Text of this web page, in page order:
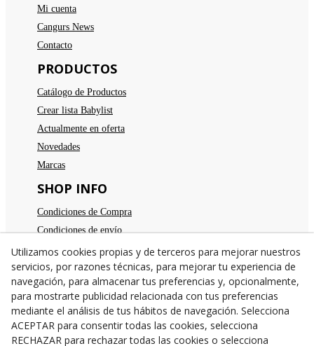
Mi cuenta
Cangurs News
Contacto
PRODUCTOS
Catálogo de Productos
Crear lista Babylist
Actualmente en oferta
Novedades
Marcas
SHOP INFO
Condiciones de Compra
Condiciones de envío
Devoluciones
Aviso legal
Política de privacidad
Política de cookies
TE ESPERAMOS
Utilizamos cookies propias y de terceros para mejorar nuestros
servicios, por razones técnicas, para mejorar tu experiencia de
navegación, para almacenar tus preferencias y, opcionalmente,
para mostrarte publicidad relacionada con tus preferencias
mediante el análisis de tus hábitos de navegación. Selecciona
ACEPTAR para consentir todas las cookies, selecciona
RECHAZAR para rechazar todas las cookies o selecciona